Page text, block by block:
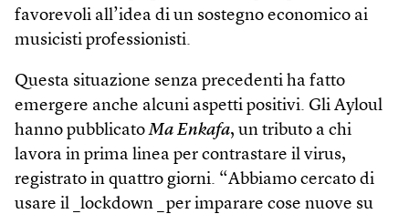
favorevoli all’idea di un sostegno economico ai
musicisti professionisti.
Questa situazione senza precedenti ha fatto
emergere anche alcuni aspetti positivi. Gli Ayloul
hanno pubblicatoMa Enkafa, un tributo a chi
lavora in prima linea per contrastare il virus,
registrato in quattro giorni. “Abbiamo cercato di
usare il _lockdown _per imparare cose nuove su